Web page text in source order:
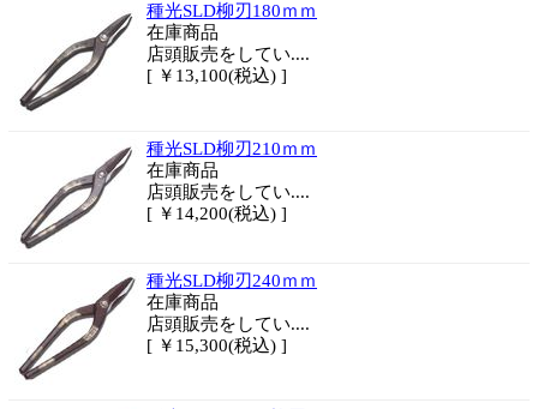
種光SLD柳刃180ｍｍ
在庫商品
店頭販売をしてい....
[ ￥13,100(税込) ]
種光SLD柳刃210ｍｍ
在庫商品
店頭販売をしてい....
[ ￥14,200(税込) ]
種光SLD柳刃240ｍｍ
在庫商品
店頭販売をしてい....
[ ￥15,300(税込) ]